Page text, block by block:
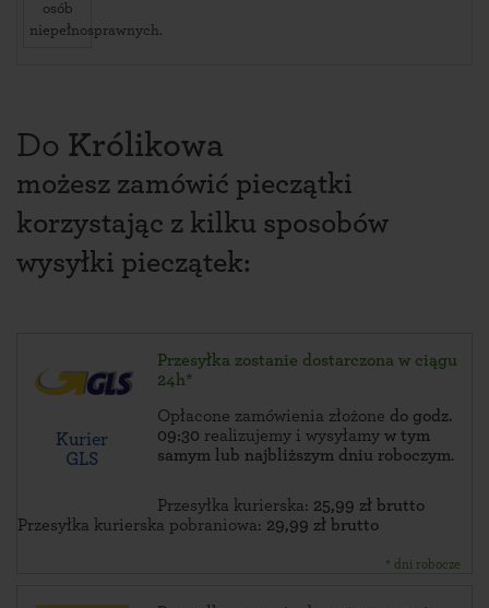
osób
niepełnosprawnych.
Do Królikowa
możesz zamówić pieczątki
korzystając z kilku sposobów
wysyłki pieczątek:
Kurier
GLS
Przesyłka zostanie dostarczona w ciągu
24h*
Opłacone zamówienia złożone do godz.
09:30 realizujemy i wysyłamy w tym
samym lub najbliższym dniu roboczym.
Przesyłka kurierska: 25,99 zł brutto
Przesyłka kurierska pobraniowa: 29,99 zł brutto
* dni robocze